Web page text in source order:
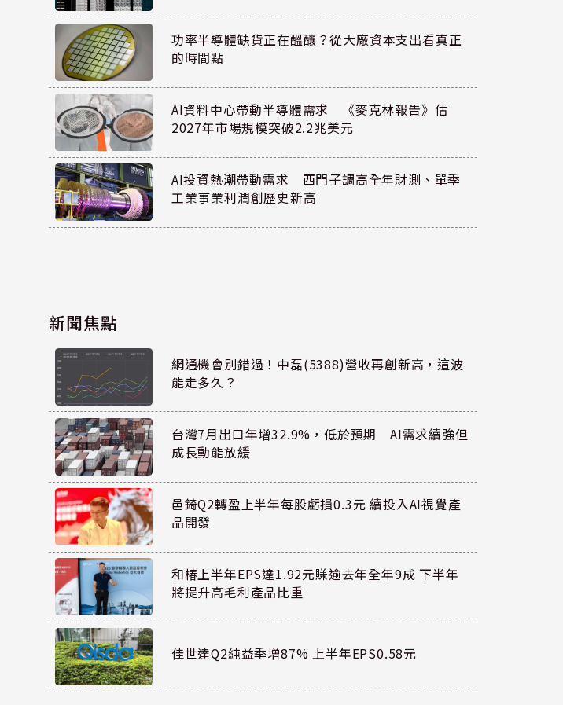
功率半導體缺貨正在醞釀？從大廠資本支出看真正
的時間點
AI資料中心帶動半導體需求 《麥克林報告》估
2027年市場規模突破2.2兆美元
AI投資熱潮帶動需求 西門子調高全年財測、單季
工業事業利潤創歷史新高
新聞焦點
網通機會別錯過！中磊(5388)營收再創新高，這波
能走多久？
台灣7月出口年增32.9%，低於預期 AI需求續強但
成長動能放緩
邑錡Q2轉盈上半年每股虧損0.3元 續投入AI視覺產
品開發
和椿上半年EPS達1.92元賺逾去年全年9成 下半年
將提升高毛利產品比重
佳世達Q2純益季增87% 上半年EPS0.58元